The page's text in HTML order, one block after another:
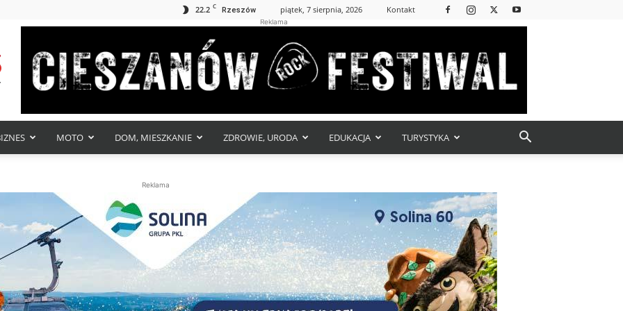
22.2 C Rzeszów piątek, 7 sierpnia, 2026 Kontakt
Reklama
MOTO DOM, MIESZKANIE ZDROWIE, URODA EDUKACJA TURYSTYKA
Reklama